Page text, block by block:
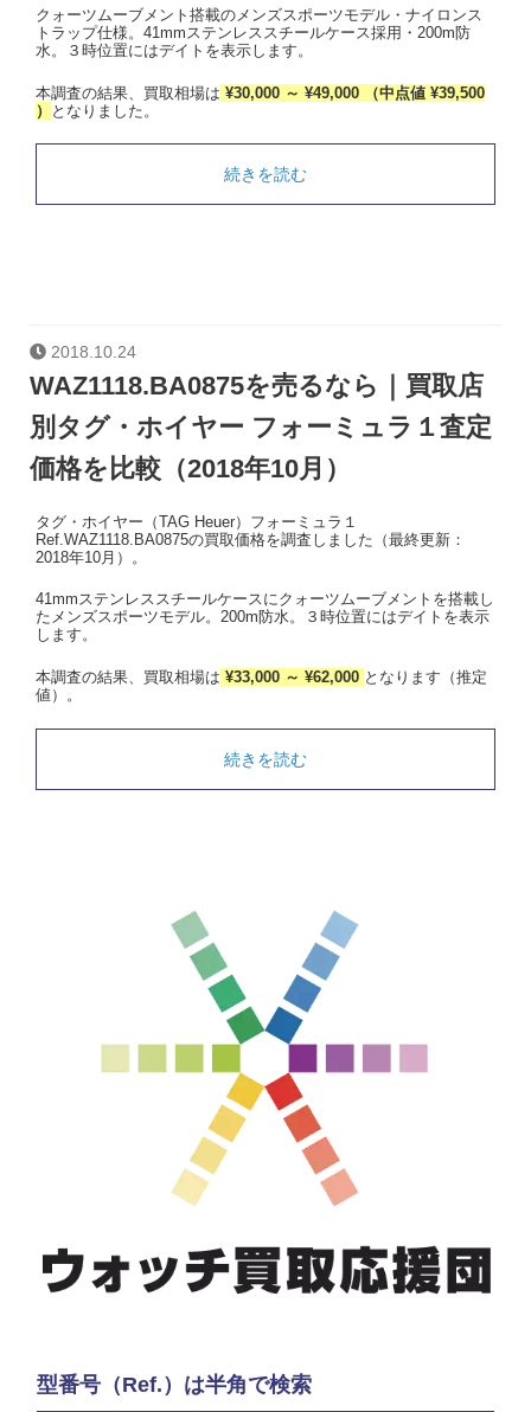
クォーツムーブメント搭載のメンズスポーツモデル・ナイロンス
トラップ仕様。41mmステンレススチールケース採用・200m防
水。３時位置にはデイトを表示します。
本調査の結果、買取相場は ¥30,000 ～ ¥49,000 （中点値 ¥39,500
）
となりました。
続きを読む
2018.10.24
WAZ1118.BA0875を売るなら｜買取店
別タグ・ホイヤー フォーミュラ１査定
価格を比較（2018年10月）
タグ・ホイヤー（TAG Heuer）フォーミュラ１
Ref.WAZ1118.BA0875の買取価格を調査しました（最終更新：
2018年10月）。
41mmステンレススチールケースにクォーツムーブメントを搭載し
たメンズスポーツモデル。200m防水。３時位置にはデイトを表示
します。
本調査の結果、買取相場は ¥33,000 ～ ¥62,000 となります（推定
値）。
続きを読む
型番号（Ref.）は半角で検索